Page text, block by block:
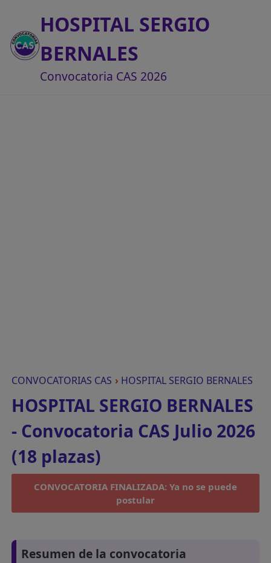
HOSPITAL SERGIO
BERNALES
Convocatoria CAS 2026
CONVOCATORIAS CAS › HOSPITAL SERGIO BERNALES
HOSPITAL SERGIO BERNALES
- Convocatoria CAS Julio 2026
(18 plazas)
CONVOCATORIA FINALIZADA: Ya no se puede
postular
Resumen de la convocatoria